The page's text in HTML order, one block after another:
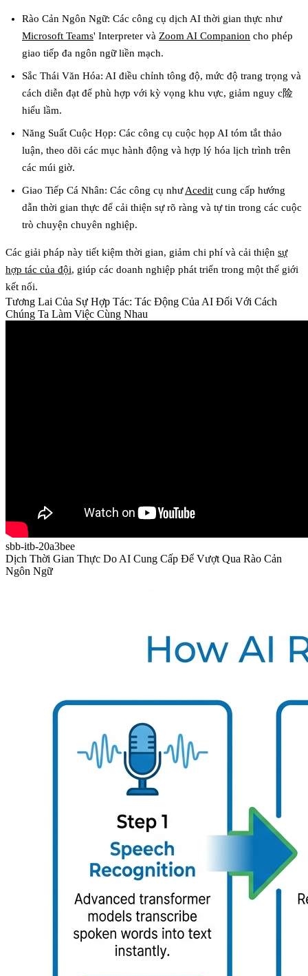
Rào Cản Ngôn Ngữ: Các công cụ dịch AI thời gian thực như
Microsoft Teams' Interpreter và Zoom AI Companion cho phép
giao tiếp đa ngôn ngữ liền mạch.
Sắc Thái Văn Hóa: AI điều chỉnh tông độ, mức độ trang trọng và
cách diễn đạt để phù hợp với kỳ vọng khu vực, giảm nguy c险
hiểu lầm.
Năng Suất Cuộc Họp: Các công cụ cuộc họp AI tóm tắt thảo
luận, theo dõi các mục hành động và hợp lý hóa lịch trình trên
các múi giờ.
Giao Tiếp Cá Nhân: Các công cụ nhưAcedit cung cấp hướng
dẫn thời gian thực để cải thiện sự rõ ràng và tự tin trong các cuộc
trò chuyện chuyên nghiệp.
Các giải pháp này tiết kiệm thời gian, giảm chi phí và cải thiện sự
hợp tác của đội, giúp các doanh nghiệp phát triển trong một thế giới
kết nối.
Tương Lai Của Sự Hợp Tác: Tác Động Của AI Đối Với Cách
Chúng Ta Làm Việc Cùng Nhau
sbb-itb-20a3bee
Dịch Thời Gian Thực Do AI Cung Cấp Để Vượt Qua Rào Cản
Ngôn Ngữ